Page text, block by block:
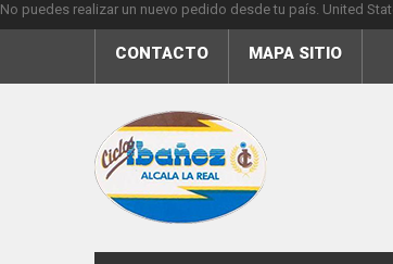
No puedes realizar un nuevo pedido desde tu país. United
CONTACTO MAPA SITIO